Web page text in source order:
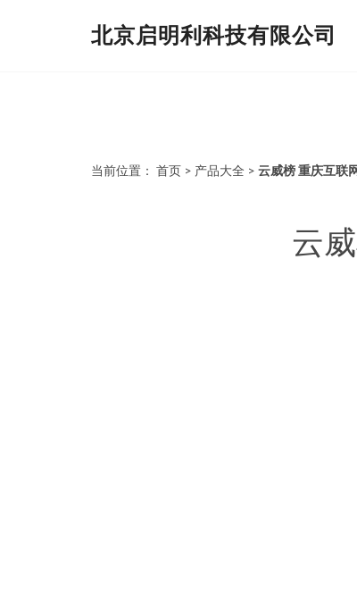
北京启明利科技有限公司
当前位置： 首页 > 产品大全 > 云威榜 重庆互联
云